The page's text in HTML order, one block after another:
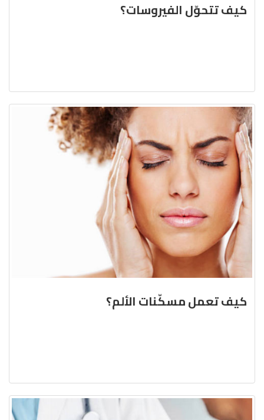
كيف تتحوّل الفيروسات؟
كيف تعمل مسكّنات الألم؟